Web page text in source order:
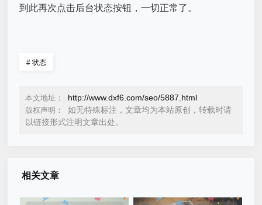
到此再次点击后台状态按钮，一切正常了。
# 状态
本文地址： http://www.dxf6.com/seo/5887.html
版权声明：
如无特殊标注，文章均为本站原创，转载时请
以链接形式注明文章出处。
相关文章